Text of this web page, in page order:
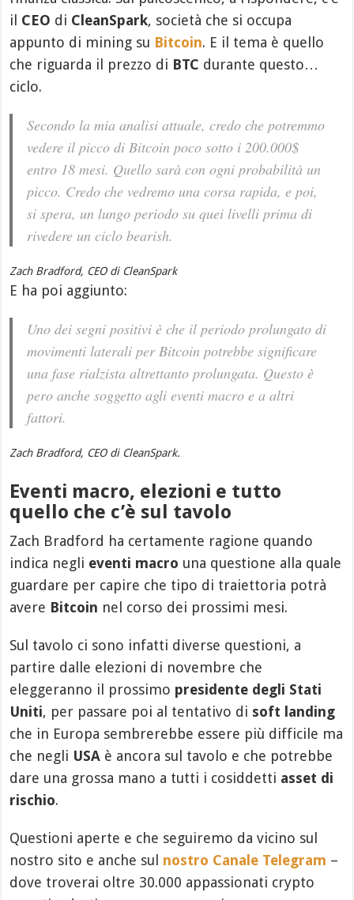
il CEO di CleanSpark, società che si occupa
appunto di mining su Bitcoin. E il tema è quello
che riguarda il prezzo di BTC durante questo…
ciclo.
Secondo la mia analisi attuale, credo che potremmo
vedere il picco di Bitcoin poco sotto i 200.000$
entro 18 mesi. Quello sarà con ogni probabilità un
picco. Credo che vedremo una corsa rapida, e poi,
si spera, un lungo periodo su quei livelli prima di
rivedere un ciclo bearish.
Zach Bradford, CEO di CleanSpark
E ha poi aggiunto:
Uno dei segni positivi è che il periodo prolungato di
movimenti laterali per Bitcoin potrebbe significare
una fase rialzista altrettanto prolungata. Questo è
pero anche soggetto agli eventi macro e a altri
fattori.
Zach Bradford, CEO di CleanSpark.
Eventi macro, elezioni e tutto
quello che c’è sul tavolo
Zach Bradford ha certamente ragione quando
indica negli eventi macro una questione alla quale
guardare per capire che tipo di traiettoria potrà
avere Bitcoin nel corso dei prossimi mesi.
Sul tavolo ci sono infatti diverse questioni, a
partire dalle elezioni di novembre che
eleggeranno il prossimo presidente degli Stati
Uniti, per passare poi al tentativo di soft landing
che in Europa sembrerebbe essere più difficile ma
che negli USA è ancora sul tavolo e che potrebbe
dare una grossa mano a tutti i cosiddetti asset di
rischio.
Questioni aperte e che seguiremo da vicino sul
nostro sito e anche sul nostro Canale Telegram –
dove troverai oltre 30.000 appassionati crypto